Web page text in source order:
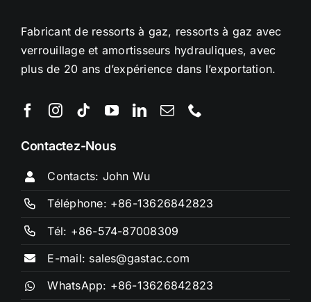
Fabricant de ressorts à gaz, ressorts à gaz avec
verrouillage et amortisseurs hydrauliques, avec
plus de 20 ans d’expérience dans l’exportation.
Contactez-Nous
Contacts: John Wu
Téléphone: +86-13626842823
Tél: +86-574-87008309
E-mail: sales@gastac.com
WhatsApp: +86-13626842823